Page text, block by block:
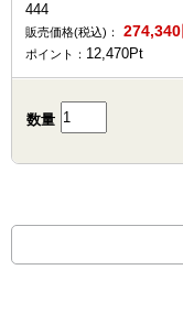
444
販売価格(税込)： 274,340
ポイント： 12,470Pt
数量